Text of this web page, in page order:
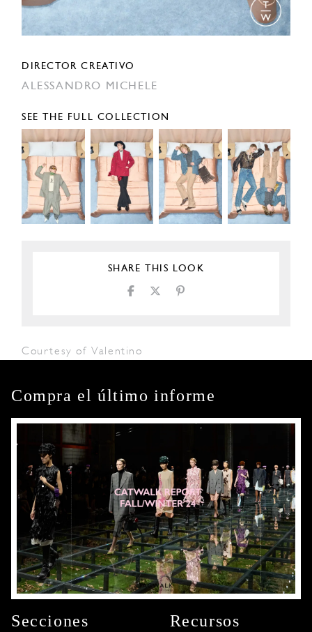
DIRECTOR CREATIVO
ALESSANDRO MICHELE
SEE THE FULL COLLECTION
SHARE THIS LOOK
Courtesy of Valentino
Compra el último informe
Secciones
Recursos